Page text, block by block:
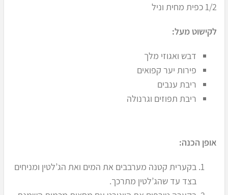
1/2 כפית מחית וניל
לקישוט מעל:
דבש ואגוזי מלך
פירות יער קפואים
ריבת ענבים
ריבת תפוזים וגרנולה
אופן הכנה:
בקערית קטנה מערבבים את המים ואת הג’לטין ומניחים
בצד עד שהג’לטין מתרכך.